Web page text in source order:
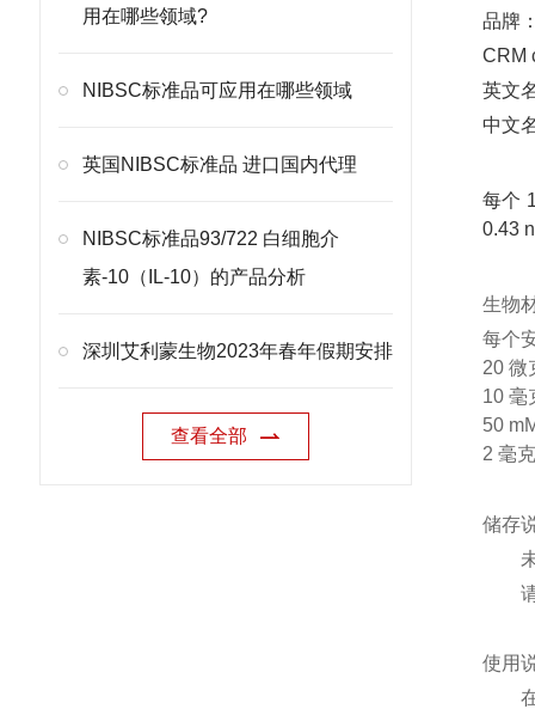
用在哪些领域?
NIBSC标准品可应用在哪些领域
英国NIBSC标准品 进口国内代理
NIBSC标准品93/722 白细胞介
素-10（IL-10）的产品分析
深圳艾利蒙生物2023年春年假期安排
查看全部
品牌
CRM
英文
中文
每个
0.43
生物
每个
20 微
10 毫
50
2 毫
储存
使用